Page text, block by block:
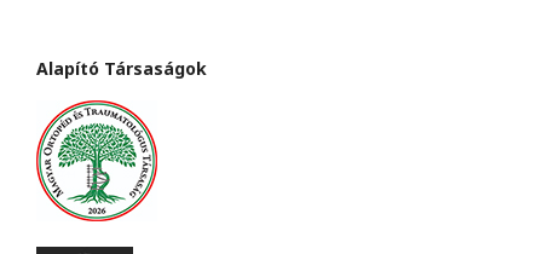
Alapító Társaságok